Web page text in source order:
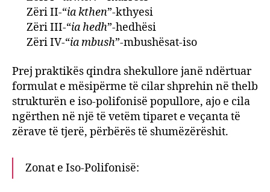
Zëri II-“ia kthen”-kthyesi
Zëri III-“ia hedh”-hedhësi
Zëri IV-“ia mbush”-mbushësat-iso
Prej praktikës qindra shekullore janë ndërtuar
formulat e mësipërme të cilar shprehin në thelb
strukturën e iso-polifonisë popullore, ajo e cila
ngërthen në një të vetëm tiparet e veçanta të
zërave të tjerë, përbërës të shumëzërëshit.
Zonat e Iso-Polifonisë: